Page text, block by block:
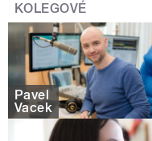
KOLEGOVÉ
Pavel
Vacek